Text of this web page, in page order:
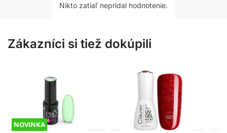
Nikto zatiaľ nepridal hodnotenie.
Zákazníci si tiež dokúpili
NOVINKA